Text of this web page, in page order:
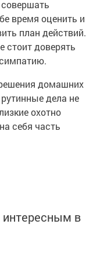
время оценить и
план действий.
стоит доверять
домашних
дела не
охотно
себя часть
в